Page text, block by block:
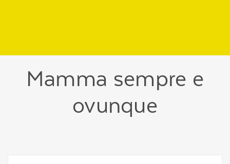
Mamma sempre e
ovunque